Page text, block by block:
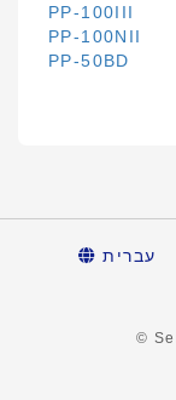
PP-100III
PP-100NII
PP-50BD
עברית
©